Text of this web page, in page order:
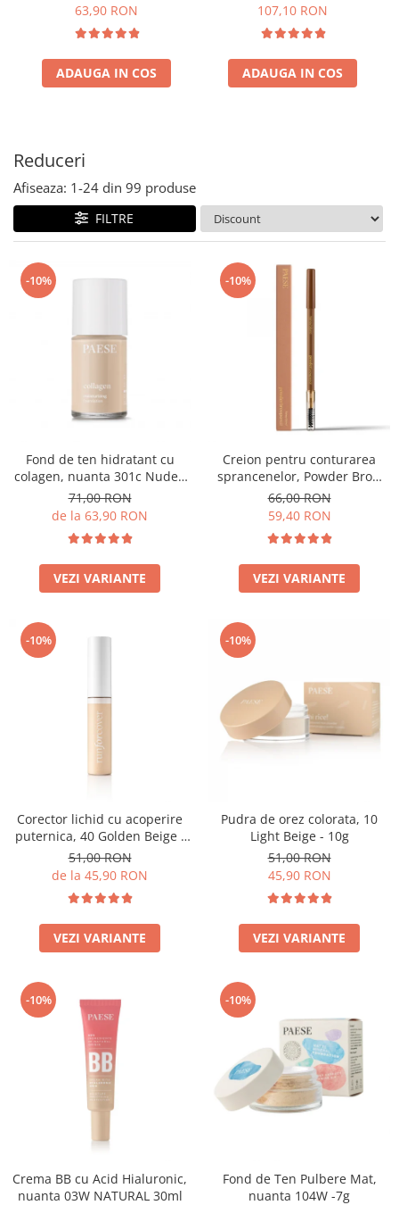
63,90 RON
ADAUGA IN COS
107,10 RON
ADAUGA IN COS
Reduceri
Afiseaza: 1-24 din 99 produse
FILTRE
-10%
Fond de ten hidratant cu
colagen, nuanta 301c Nude -
30ml
71,00 RON
de la 63,90 RON
VEZI VARIANTE
-10%
Creion pentru conturarea
sprancenelor, Powder Brow
Pencil, nuanta Honey Blond -
1.19g
66,00 RON
59,40 RON
VEZI VARIANTE
-10%
Corector lichid cu acoperire
puternica, 40 Golden Beige -
9ml
51,00 RON
de la 45,90 RON
VEZI VARIANTE
-10%
Pudra de orez colorata, 10
Light Beige - 10g
51,00 RON
45,90 RON
VEZI VARIANTE
-10%
Crema BB cu Acid Hialuronic,
nuanta 03W NATURAL 30ml
-10%
Fond de Ten Pulbere Mat,
nuanta 104W -7g